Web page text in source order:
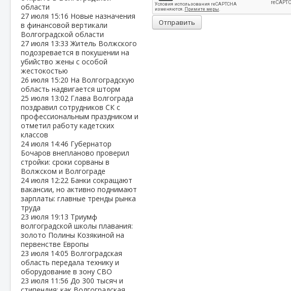
области
27 июля 15:16 Новые назначения
в финансовой вертикали
Волгоградской области
27 июля 13:33Житель Волжского
подозревается в покушении на
убийство жены с особой
жестокостью
26 июля 15:20 На Волгоградскую
область надвигается шторм
25 июля 13:02 Глава Волгограда
поздравил сотрудников СК с
профессиональным праздником и
отметил работу кадетских
классов
24 июля 14:46 Губернатор
Бочаров внепланово проверил
стройки: сроки сорваны в
Волжском и Волгограде
24 июля 12:22 Банки сокращают
вакансии, но активно поднимают
зарплаты: главные тренды рынка
труда
23 июля 19:13 Триумф
волгоградской школы плавания:
золото Полины Козякиной на
первенстве Европы
23 июля 14:05 Волгоградская
область передала технику и
оборудование в зону СВО
23 июля 11:56 До 300 тысяч и
Отправить